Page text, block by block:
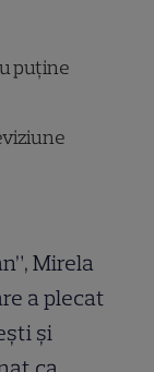
puține
Mirela
a plecat
și